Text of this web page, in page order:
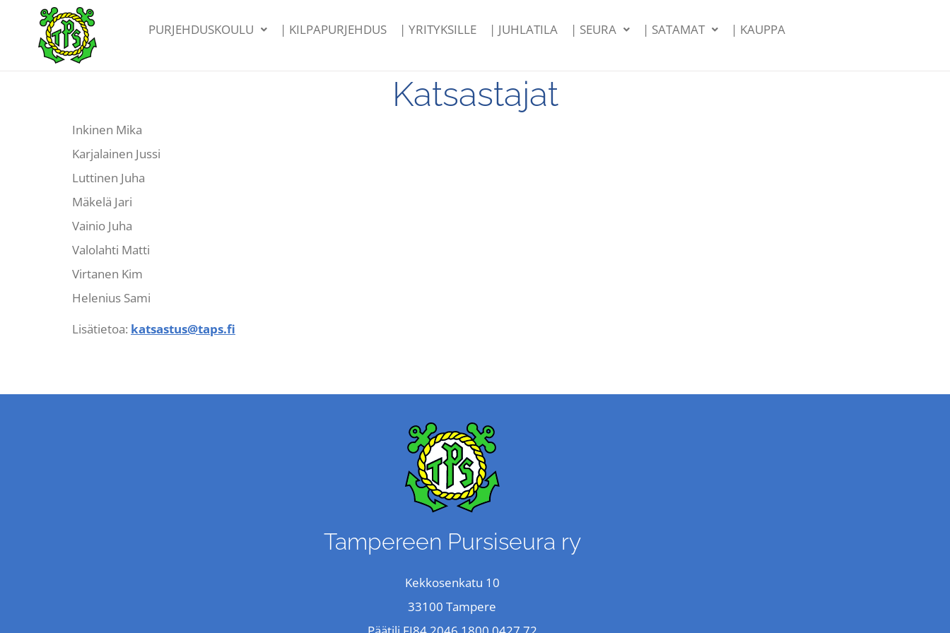
PURJEHDUSKOULU | KILPAPURJEHDUS | YRITYKSILLE | JUHLATILA | SEURA | SATAMAT | KAUPPA
Katsastajat
Inkinen Mika
Karjalainen Jussi
Luttinen Juha
Mäkelä Jari
Vainio Juha
Valolahti Matti
Virtanen Kim
Helenius Sami
Lisätietoa: katsastus@taps.fi
Tampereen Pursiseura ry
Kekkosenkatu 10
33100 Tampere